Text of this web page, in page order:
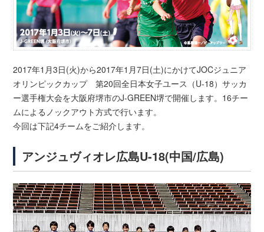
2017年1月3日(火)から2017年1月7日(土)にかけてJOCジュニア
オリンピックカップ 第20回全日本女子ユース（U-18）サッカ
ー選手権大会を大阪府堺市のJ-GREEN堺で開催します。16チー
ムによるノックアウト方式で行います。
今回は下記4チームをご紹介します。
アンジュヴィオレ広島U-18(中国/広島)